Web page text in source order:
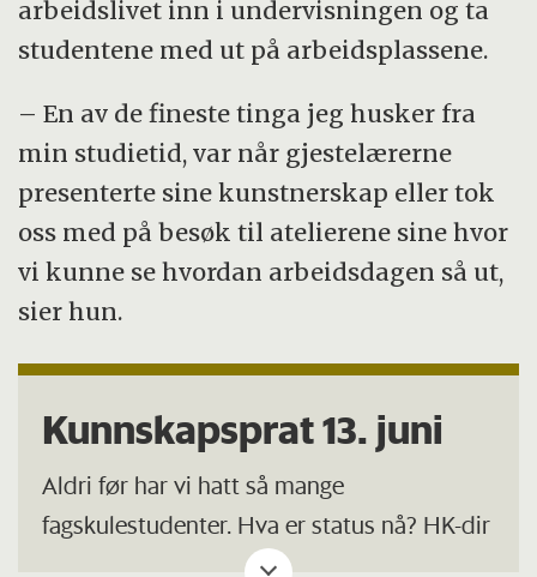
arbeidslivet inn i undervisningen og ta
studentene med ut på arbeidsplassene.
– En av de fineste tinga jeg husker fra
min studietid, var når gjestelærerne
presenterte sine kunstnerskap eller tok
oss med på besøk til atelierene sine hvor
vi kunne se hvordan arbeidsdagen så ut,
sier hun.
Kunnskapsprat 13. juni
Aldri før har vi hatt så mange
fagskulestudenter. Hva er status nå? HK-dir
legger frem funn fra tilstandsrapporten for